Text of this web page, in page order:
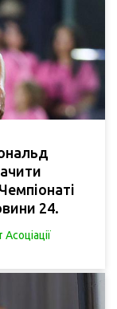
24.